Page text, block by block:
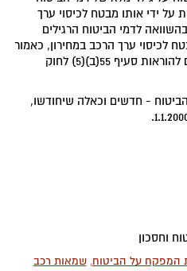
על ידי אותו מבטח לכיסוי ערך
2 לחוזר זה) בהשוואה לדמי הביטוח הרגילים
לכיסוי ערך הרכב במחירון, כאמור
בסעיף 1 לחוזר זה) - וזאת בהתאם להוראות סעיף 55(ב)(5) לחוק
הביטוח - חדשים וכאלה שיחודשו,
וחסכון
המפקח על הביטוח,שמאות רכב